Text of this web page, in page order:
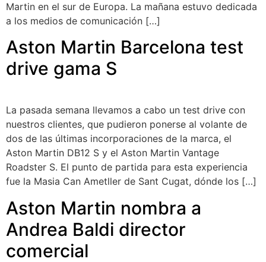
Martin en el sur de Europa. La mañana estuvo dedicada
a los medios de comunicación […]
Aston Martin Barcelona test
drive gama S
La pasada semana llevamos a cabo un test drive con
nuestros clientes, que pudieron ponerse al volante de
dos de las últimas incorporaciones de la marca, el
Aston Martin DB12 S y el Aston Martin Vantage
Roadster S. El punto de partida para esta experiencia
fue la Masia Can Ametller de Sant Cugat, dónde los […]
Aston Martin nombra a
Andrea Baldi director
comercial